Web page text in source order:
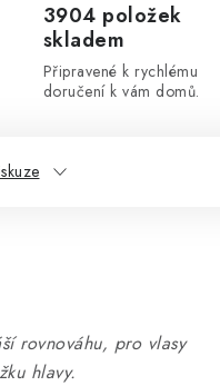
3904 položek
skladem
Připravené k rychlému
doručení k vám domů.
rovnováhu, pro vlasy
hlavy.